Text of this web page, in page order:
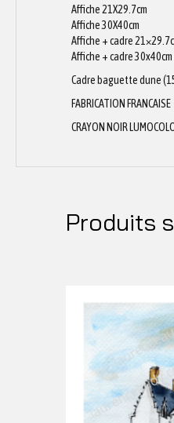
Affiche 21X29.7cm
Affiche 30X40cm
Affiche + cadre
Affiche + cadre
Cadre baguette dune
FABRICATION FRANCAISE
CRAYON NOIR
Produits